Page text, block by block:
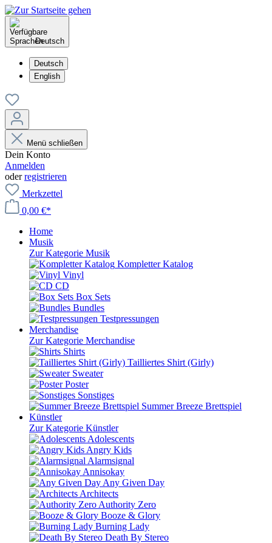
Deutsch
Deutsch
English
Menü schließen
Dein Konto
Anmelden
oderregistrieren
Merkzettel
0,00 €*
Home
Musik
Zur Kategorie Musik
Kompletter Katalog
Vinyl
CD
Box Sets
Bundles
Testpressungen
Merchandise
Zur Kategorie Merchandise
Shirts
Tailliertes Shirt (Girly)
Sweater
Poster
Sonstiges
Summer Breeze Brettspiel
Künstler
Zur Kategorie Künstler
Adolescents
Angry Kids
Alarmsignal
Annisokay
Any Given Day
Architects
Authority Zero
Booze & Glory
Burning Lady
Death By Stereo